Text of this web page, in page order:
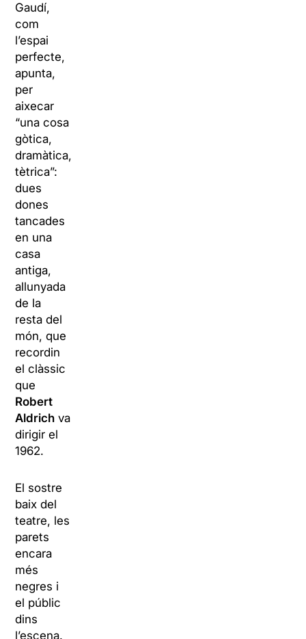
Gaudí,
com
l’espai
perfecte,
apunta,
per
aixecar
“una cosa
gòtica,
dramàtica,
tètrica”:
dues
dones
tancades
en una
casa
antiga,
allunyada
de la
resta del
món, que
recordin
el clàssic
que
Robert
Aldrich va
dirigir el
1962.
El sostre
baix del
teatre, les
parets
encara
més
negres i
el públic
dins
l’escena.